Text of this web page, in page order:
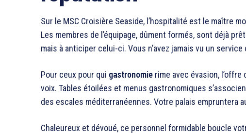
Sur le MSC Croisière Seaside, l’hospitalité est le maître
Les membres de l’équipage, dûment formés, sont déjà
mais à anticiper celui-ci. Vous n’avez jamais vu un
Pour ceux pour qui gastronomie rime avec évasion,
voix. Tables étoilées et menus gastronomiques
des escales méditerranéennes. Votre palais empruntera
Chaleureux et dévoué, ce personnel formidable boucle